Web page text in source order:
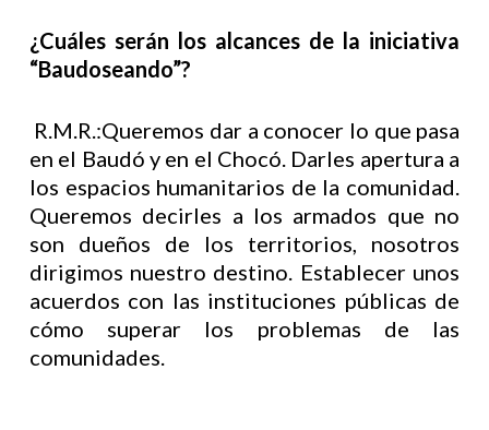
¿Cuáles serán los alcances de la iniciativa
“Baudoseando”?
R.M.R.:Queremos dar a conocer lo que pasa
en el Baudó y en el Chocó. Darles apertura a
los espacios humanitarios de la comunidad.
Queremos decirles a los armados que no
son dueños de los territorios, nosotros
dirigimos nuestro destino. Establecer unos
acuerdos con las instituciones públicas de
cómo superar los problemas de las
comunidades.